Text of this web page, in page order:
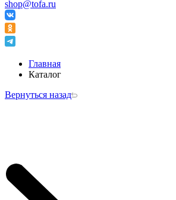
shop@tofa.ru
Главная
Каталог
Вернуться назад